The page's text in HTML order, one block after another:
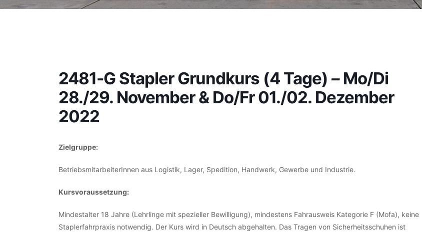
2481-G Stapler Grundkurs (4 Tage) – Mo/Di
28./29. November & Do/Fr 01./02. Dezember
2022
Zielgruppe:
BetriebsmitarbeiterInnen aus Logistik, Lager, Spedition, Handwerk, Gewerbe und Industrie.
Kursvoraussetzung:
Mindestalter 18 Jahre (Lehrlinge mit spezieller Bewilligung), mindestens Fahrausweis Kategorie F (Mofa), keine
Staplerfahrpraxis notwendig. Der Kurs wird in Deutsch abgehalten. Das Tragen von Sicherheitsschuhen ist